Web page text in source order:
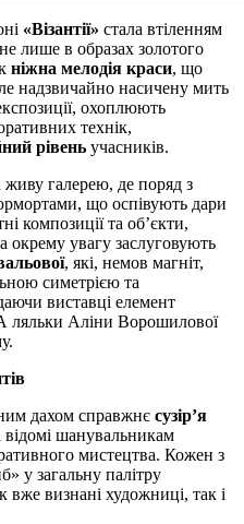
«Візантії» стала втіленням
не лише в образах золотого
ніжна мелодія краси, що
надзвичайно насичену мить
охоплюють
технік,
рівень учасників.
галерею, де поряд з
що оспівують дари
композиції та об’єкти,
окрему увагу заслуговують
, які, немов магніт,
симетрією та
виставці елемент
ляльки Аліни Ворошилової
дахом справжнє сузір’я
відомі шанувальникам
мистецтва. Кожен з
у загальну палітру
визнані художниці, так і